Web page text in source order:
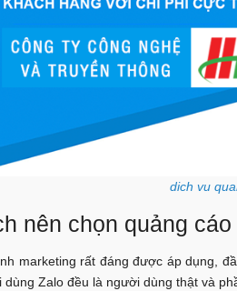
dich vu
nên chọn quảng
marketing rất đáng được áp dụng,
Zalo đều là người dùng thật và